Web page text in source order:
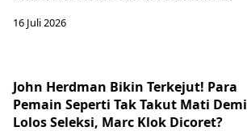
16 Juli 2026
John Herdman Bikin Terkejut! Para
Pemain Seperti Tak Takut Mati Demi
Lolos Seleksi, Marc Klok Dicoret?